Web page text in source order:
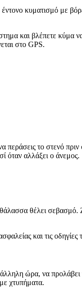
κυματισμό με
και βλέπετε κύμα
στο GPS.
το στενό
όταν αλλάξει ο άνεμος.
θέλει
και τις οδηγίες
ώρα, να
χτυπήματα.